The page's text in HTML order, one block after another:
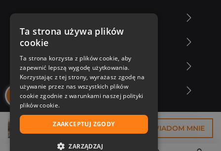
37,43 zł POWIADOM MNIE
Zakupy u nas
Nasza oferta
Nasi autorzy
Ta strona używa plików
cookie
Ta strona korzysta z plików cookie, aby
zapewnić lepszą wygodę użytkowania.
Korzystając z tej strony, wyrażasz zgodę na
używanie przez nas wszystkich plików
cookie zgodnie z warunkami naszej polityki
plików cookie.
ZAAKCEPTUJ ZGODY
ZARZĄDZAJ